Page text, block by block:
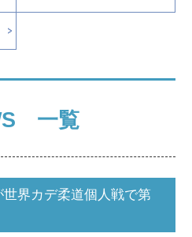
一覧
世界カデ柔道個人戦で第